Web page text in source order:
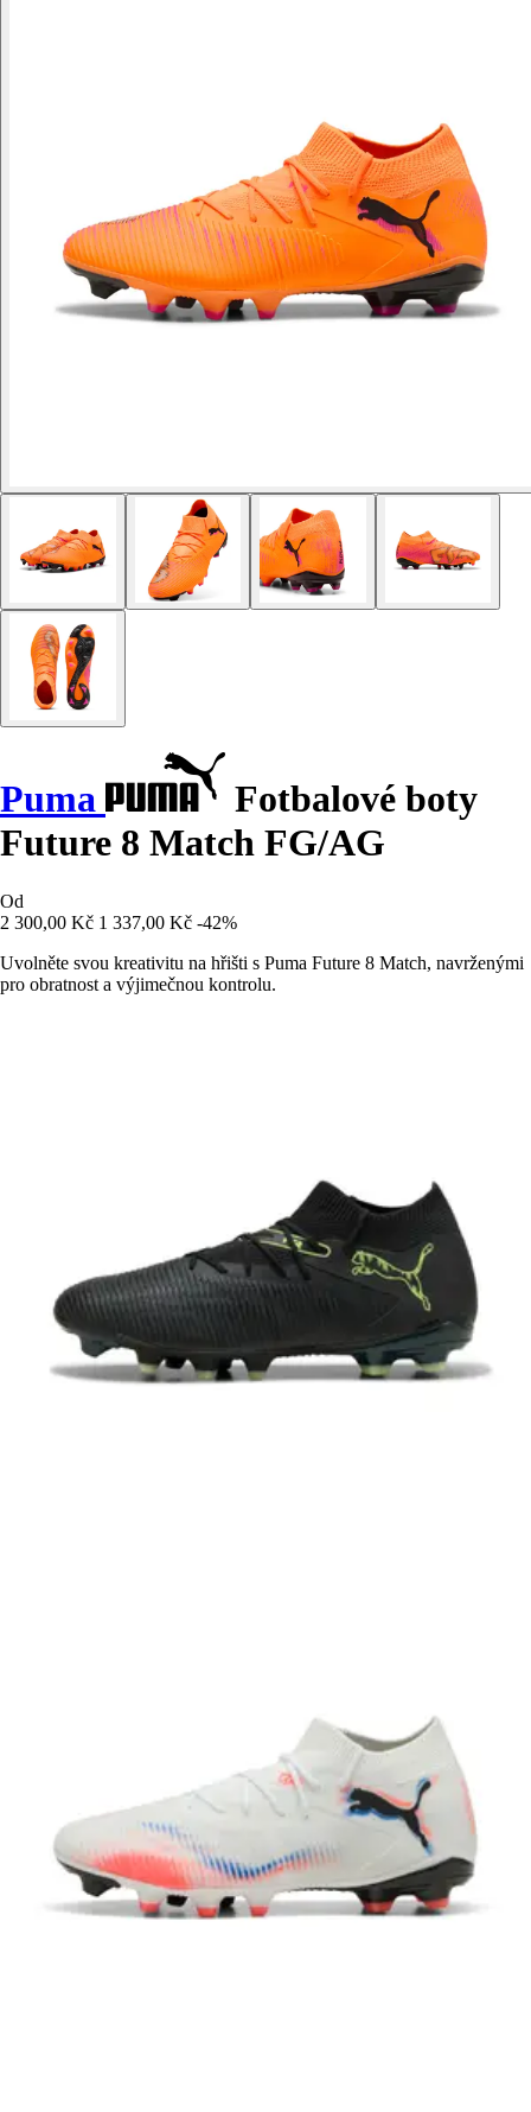
Puma
Fotbalové boty
Future 8 Match FG/AG
Od
2 300,00 Kč 1 337,00 Kč -42%
Uvolněte svou kreativitu na hřišti s Puma Future 8 Match, navrženými
pro obratnost a výjimečnou kontrolu.